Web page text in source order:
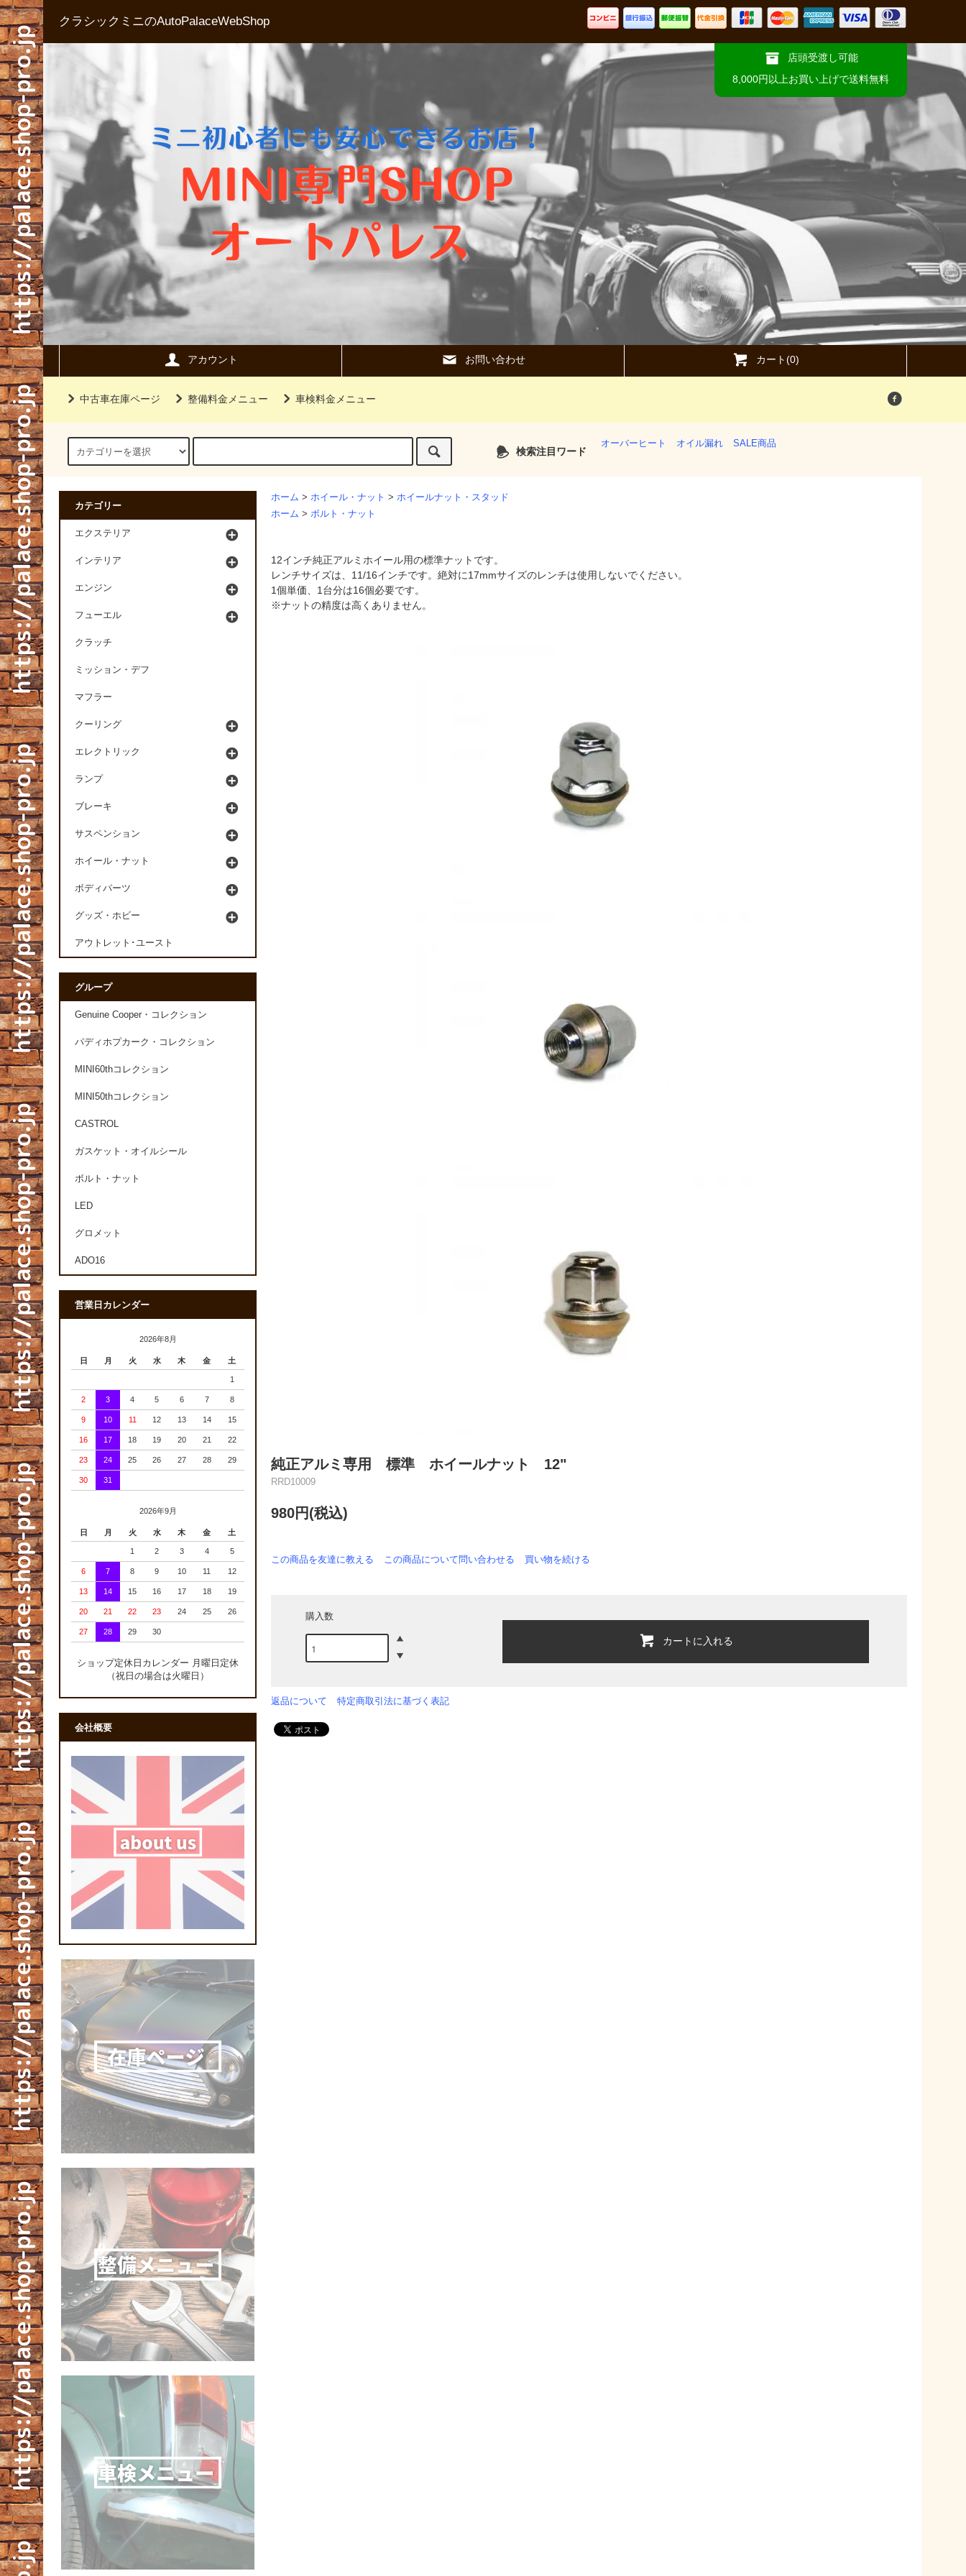
クラシックミニのAutoPalaceWebShop
店頭受渡し可能
8,000円以上お買い上げで送料無料
アカウント お問い合わせ カート(0)
中古車在庫ページ 整備料金メニュー 車検料金メニュー
検索注目ワード
オーバーヒート オイル漏れ SALE商品
ホーム > ホイール・ナット > ホイールナット・スタッド
ホーム > ボルト・ナット
12インチ純正アルミホイール用の標準ナットです。
レンチサイズは、11/16インチです。絶対に17mmサイズのレンチは使用しないでください。
1個単価、1台分は16個必要です。
※ナットの精度は高くありません。
純正アルミ専用 標準 ホイールナット 12"
RRD10009
980円(税込)
この商品を友達に教える この商品について問い合わせる 買い物を続ける
購入数
カートに入れる
返品について 特定商取引法に基づく表記
カテゴリー
エクステリア
インテリア
エンジン
フューエル
クラッチ
ミッション・デフ
マフラー
クーリング
エレクトリック
ランプ
ブレーキ
サスペンション
ホイール・ナット
ボディパーツ
グッズ・ホビー
アウトレット･ユースト
グループ
Genuine Cooper・コレクション
パディホプカーク・コレクション
MINI60thコレクション
MINI50thコレクション
CASTROL
ガスケット・オイルシール
ボルト・ナット
LED
グロメット
ADO16
営業日カレンダー
2026年8月
日 月 火 水 木 金 土
1
2 3 4 5 6 7 8
9 10 11 12 13 14 15
16 17 18 19 20 21 22
23 24 25 26 27 28 29
30 31
2026年9月
日 月 火 水 木 金 土
1 2 3 4 5
6 7 8 9 10 11 12
13 14 15 16 17 18 19
20 21 22 23 24 25 26
27 28 29 30
ショップ定休日カレンダー 月曜日定休
（祝日の場合は火曜日）
会社概要